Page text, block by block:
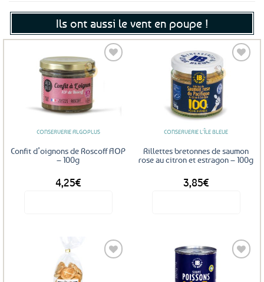
Ils ont aussi le vent en poupe !
CONSERVERIE ALGOPLUS
Confit d’oignons de Roscoff AOP
– 100g
4,25€
CONSERVERIE L'ÎLE BLEUE
Rillettes bretonnes de saumon
rose au citron et estragon – 100g
3,85€